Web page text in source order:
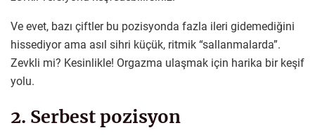
Ve evet, bazı çiftler bu pozisyonda fazla ileri gidemediğini
hissediyor ama asıl sihri küçük, ritmik “sallanmalarda”.
Zevkli mi? Kesinlikle! Orgazma ulaşmak için harika bir keşif
yolu.
2. Serbest pozisyon